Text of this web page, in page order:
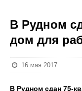
В Рудном
дом для
16 мая 2017
В Рудном сдан 75-